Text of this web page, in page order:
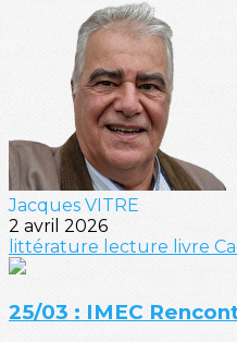
Jacques VITRE
2 avril 2026
littérature lecture livre
25/03 : IMEC